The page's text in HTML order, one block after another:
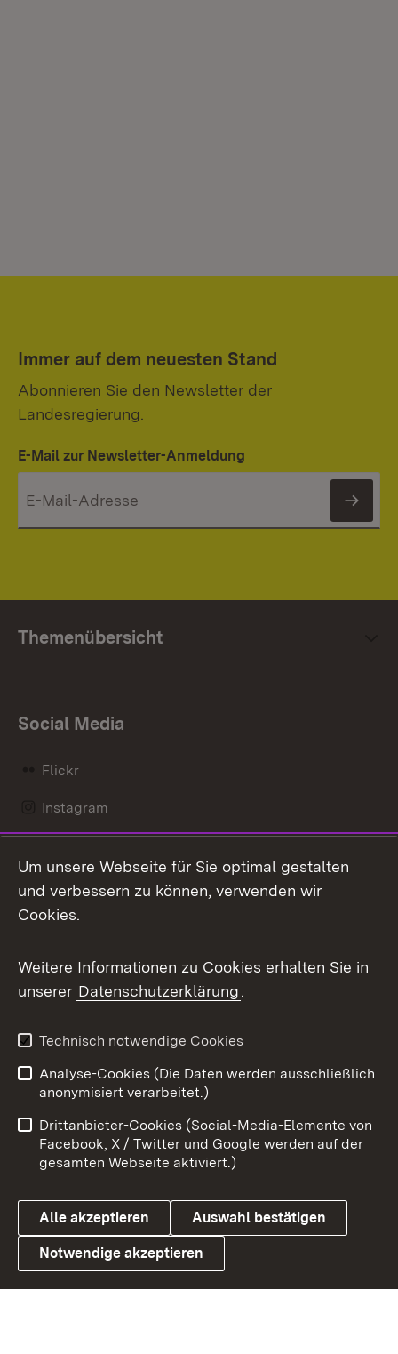
Immer auf dem neuesten Stand
Abonnieren Sie den Newsletter der
Landesregierung.
E-Mail zur Newsletter-Anmeldung
Themenübersicht
Social Media
Flickr
Instagram
Mastodon
Messenger
Social Wall
X / Twitter
Youtube
Link zum Landesportal
Benutzungshinweise
Barrierefreiheit
Datenschutz
Cookies
Um unsere Webseite für Sie optimal gestalten
und verbessern zu können, verwenden wir
Cookies.
Weitere Informationen zu Cookies erhalten Sie in
unserer Datenschutzerklärung.
Technisch notwendige Cookies
Analyse-Cookies (Die Daten werden ausschließlich
anonymisiert verarbeitet.)
Drittanbieter-Cookies (Social-Media-Elemente von
Facebook, X / Twitter und Google werden auf der
gesamten Webseite aktiviert.)
Alle akzeptieren Auswahl bestätigen
Notwendige akzeptieren